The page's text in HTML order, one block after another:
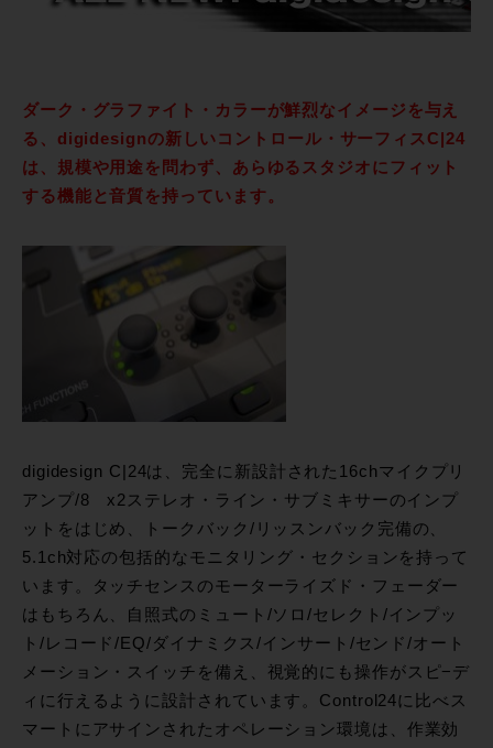
ダーク・グラファイト・カラーが鮮烈なイメージを与え
る、digidesignの新しいコントロール・サーフィスC|24
は、規模や用途を問わず、あらゆるスタジオにフィット
する機能と音質を持っています。
digidesign C|24は、完全に新設計された16chマイクプリ
アンプ/8 x2ステレオ・ライン・サブミキサーのインプ
ットをはじめ、トークバック/リッスンバック完備の、
5.1ch対応の包括的なモニタリング・セクションを持って
います。タッチセンスのモーターライズド・フェーダー
はもちろん、自照式のミュート/ソロ/セレクト/インプッ
ト/レコード/EQ/ダイナミクス/インサート/センド/オート
メーション・スイッチを備え、視覚的にも操作がスピ−デ
ィに行えるように設計されています。Control24に比べス
マートにアサインされたオペレーション環境は、作業効